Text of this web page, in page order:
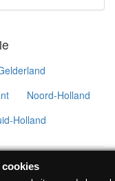
Noord-Holland
Holland
cookies